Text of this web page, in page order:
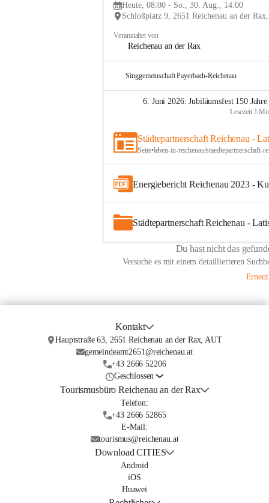
Heute, 08:00 - So., 30. Aug., 14:00
Schloßplatz 9, 2651 Reichenau an der
Veranstaltet von
Reichenau an der Rax
Singgemeinschaft Payerbach-Reichenau
6. Juni 2026: Jubiläumsfest 150
Lesezeit 1
Städtepartnerschaft Reichenau -
Seite•leben-in-reichenau/staedtepartnerschaft-
Energiebericht Reichenau 2023 -
Städtepartnerschaft Reichenau -
Du hast nicht das
Versuche es mit einem detaillierteren
Kontakt
Hauptstraße 63, 2651 Reichenau an der Rax, AUT
gemeindeamt2651@reichenau.at
+43 2666 52206
Geschlossen
Tourismusbüro Reichenau an der Rax
Telefon:
+43 2666 52865
E-Mail:
tourismus@reichenau.at
Download CITIES
Android
iOS
Huawei